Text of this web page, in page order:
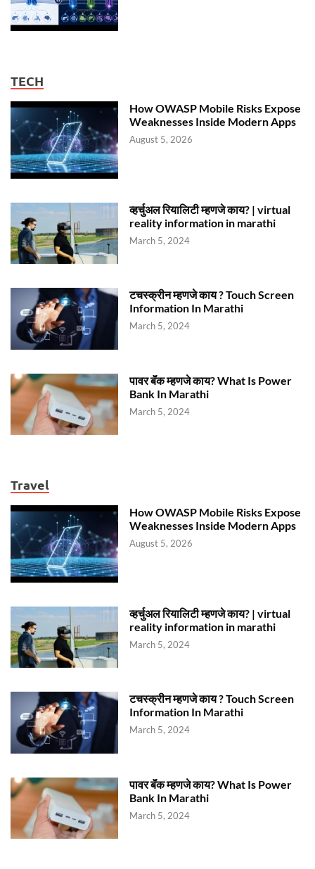
TECH
How OWASP Mobile Risks Expose
Weaknesses Inside Modern Apps
August 5, 2026
व्हर्चुअल रियालिटी म्हणजे काय? | virtual
reality information in marathi
March 5, 2024
टचस्क्रीन म्हणजे काय ? Touch Screen
Information In Marathi
March 5, 2024
पावर बॅंक म्हणजे काय? What Is Power
Bank In Marathi
March 5, 2024
Travel
How OWASP Mobile Risks Expose
Weaknesses Inside Modern Apps
August 5, 2026
व्हर्चुअल रियालिटी म्हणजे काय? | virtual
reality information in marathi
March 5, 2024
टचस्क्रीन म्हणजे काय ? Touch Screen
Information In Marathi
March 5, 2024
पावर बॅंक म्हणजे काय? What Is Power
Bank In Marathi
March 5, 2024